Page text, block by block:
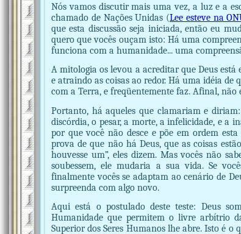
Nós vamos discutir mais uma vez, a luz e a
chamado de Nações Unidas (Lee esteve na
que esta discussão seja iniciada, então eu
quero que vocês ouçam isto: Há uma
funciona com a humanidade... uma
A mitologia os levou a acreditar que Deus
e atraindo as coisas ao redor. Há uma idéia de
com a Terra, e freqüentemente faz. Afinal, não
Portanto, há aqueles que clamariam e
discórdia, o pesar, a morte, a infelicidade, e a
por que você não desce e põe em ordem
prova de que não há Deus, que as coisas
houvesse um”, eles dizem. Mas vocês não
soubessem, ele mudaria a sua vida. Se
finalmente vocês se adaptam ao cenário de
surpreenda com algo novo.
Aqui está o postulado deste teste: Deus
Humanidade que permitem o livre arbítrio
Superior dos Seres Humanos lhe abre. Isto é